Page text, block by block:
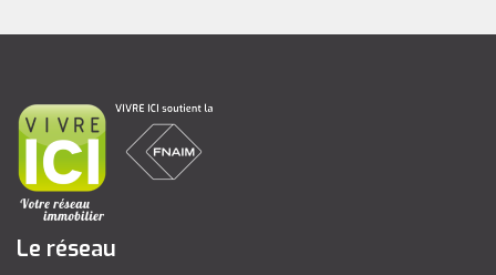
Le réseau